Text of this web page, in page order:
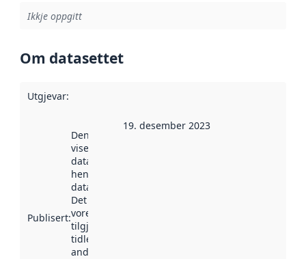
Ikkje oppgitt
Om datasettet
Utgjevar:
Publisert:
Denne datoen
viser når
datasettet vart
henta inn av
data.norge.no.
Det kan ha
vore
tilgjengeleg
tidlegare
andre stader.
19. desember 2023